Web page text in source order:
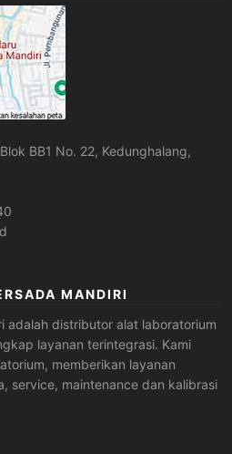
BB1 No. 22, Kedunghalang,
MANDIRI
adalah distributor alat laboratorium
layanan terintegrasi. Kami
memberikan layanan
service, maintenance dan kalibrasi